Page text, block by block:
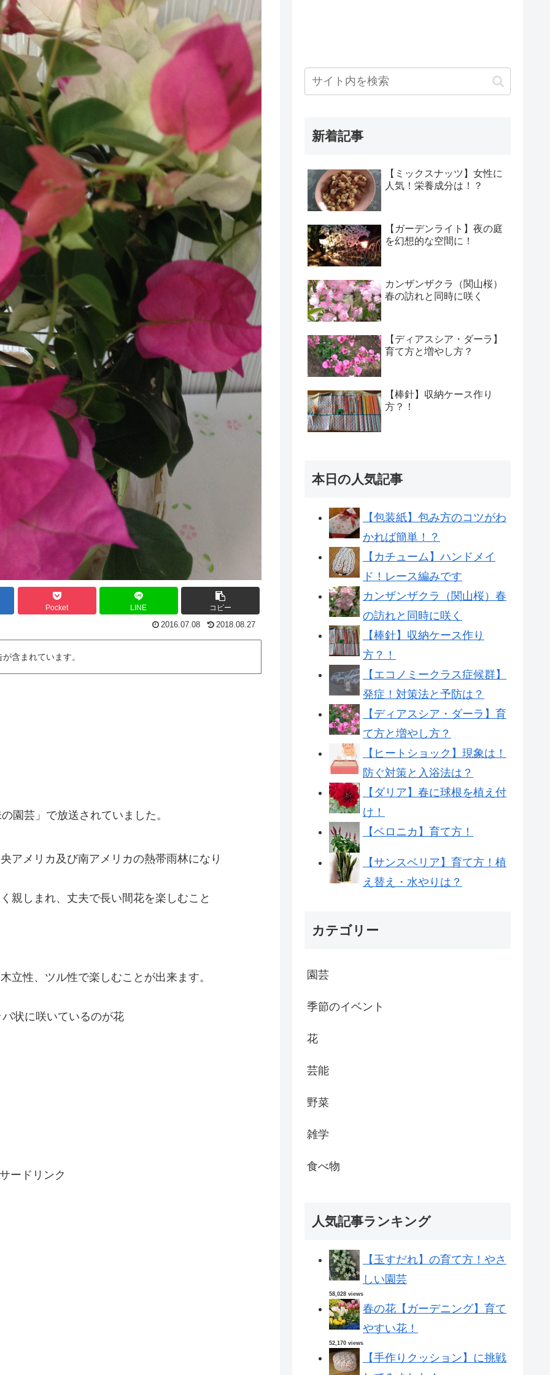
Pocket LINE コピー
2016.07.08 2018.08.27
含まれています。
園芸」で放送されていました。
アメリカ及び南アメリカの熱帯雨林になり
親しまれ、丈夫で長い間花を楽しむこと
立性、ツル性で楽しむことが出来ます。
状に咲いているのが花
ードリンク
新着記事
【ミックスナッツ】女性に
人気！栄養成分は！？
【ガーデンライト】夜の庭
を幻想的な空間に！
カンザンザクラ（関山桜）
春の訪れと同時に咲く
【ディアスシア・ダーラ】
育て方と増やし方？
【棒針】収納ケース作り
方？！
本日の人気記事
【包装紙】包み方のコツがわ
かれば簡単！？
【カチューム】ハンドメイ
ド！レース編みです
カンザンザクラ（関山桜）春
の訪れと同時に咲く
【棒針】収納ケース作り
方？！
【エコノミークラス症候群】
発症！対策法と予防は？
【ディアスシア・ダーラ】育
て方と増やし方？
【ヒートショック】現象は！
防ぐ対策と入浴法は？
【ダリア】春に球根を植え付
け！
【ベロニカ】育て方！
【サンスベリア】育て方！植
え替え・水やりは？
カテゴリー
園芸
季節のイベント
花
芸能
野菜
雑学
食べ物
人気記事ランキング
【玉すだれ】の育て方！やさ
しい園芸
58,028 views
春の花【ガーデニング】育て
やすい花！
52,170 views
【手作りクッション】に挑戦